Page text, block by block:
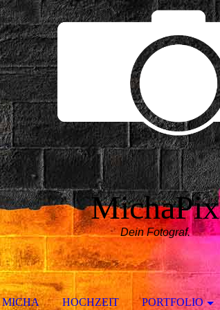
MichaPix
Dein Fotograf.
MICHA HOCHZEIT PORTFOLIO